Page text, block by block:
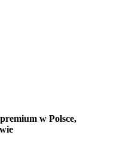
w Polsce,